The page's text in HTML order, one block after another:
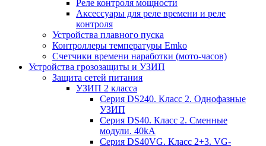
Реле контроля мощности
Аксессуары для реле времени и реле
контроля
Устройства плавного пуска
Контроллеры температуры Emko
Счетчики времени наработки (мото-часов)
Устройства грозозащиты и УЗИП
Защита сетей питания
УЗИП 2 класса
Серия DS240. Класс 2. Однофазные
УЗИП
Серия DS40. Класс 2. Сменные
модули. 40kA
Серия DS40VG. Класс 2+3. VG-